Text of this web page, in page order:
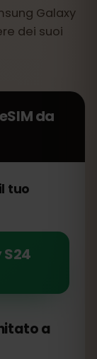
Galaxy
dei suoi
da
tuo
a